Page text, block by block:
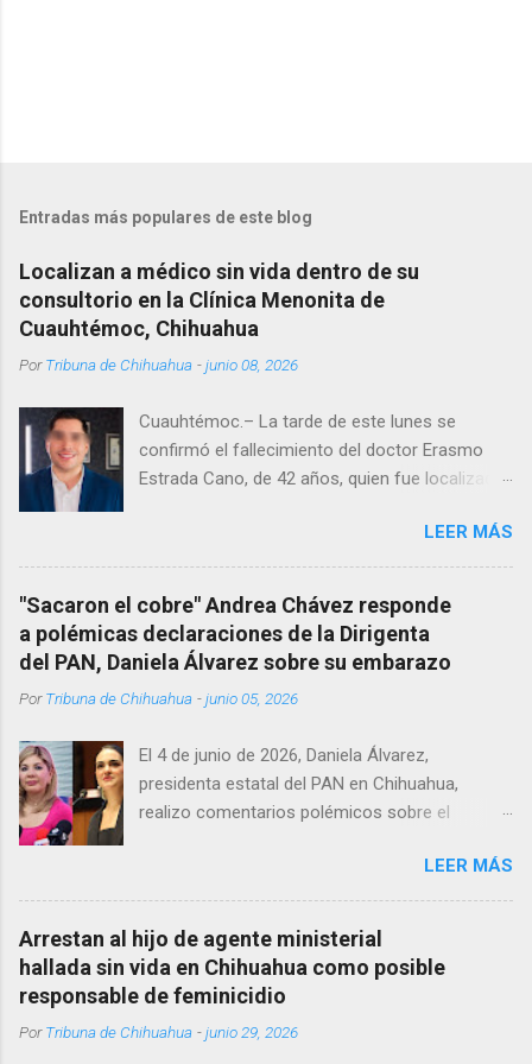
Entradas más populares de este blog
Localizan a médico sin vida dentro de su
consultorio en la Clínica Menonita de
Cuauhtémoc, Chihuahua
PorTribuna de Chihuahua -junio 08, 2026
Cuauhtémoc.– La tarde de este lunes se
confirmó el fallecimiento del doctor Erasmo
Estrada Cano, de 42 años, quien fue localizado
Menonita, ubicada en el kilómetro 10 del
Corredor Comercial. Según reportes el médico
se habría quitado la vida mientras permanecía
encerrado en el consultorio, por lo que
autoridades tuvieron que derribar la puerta,
Estrada, quien se desempeñó como presidente
un médico reconocido en la región.
LEER MÁS
"Sacaron el cobre" Andrea Chávez responde
a polémicas declaraciones de la Dirigenta
del PAN, Daniela Álvarez sobre su embarazo
PorTribuna de Chihuahua -junio 05, 2026
El 4 de junio de 2026, Daniela Álvarez,
presidenta estatal del PAN en Chihuahua,
realizo comentarios polémicos sobre el
Chávez. “acuérdense que su bebé está por
nacer”, expresó al ser cuestionada sobre si la
retaría a tomarse una foto en un restaurante
de Texas como una prueba de que si cuenta
con VISA Álvarez añadió: “Yo no sé dónde irá a
emociones fuertes, ¿Qué tal si se le ocurre que
LEER MÁS
Arrestan al hijo de agente ministerial
hallada sin vida en Chihuahua como posible
responsable de feminicidio
PorTribuna de Chihuahua -junio 29, 2026